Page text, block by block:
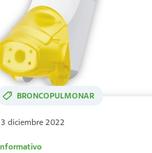
BRONCOPULMONAR
diciembre 2022